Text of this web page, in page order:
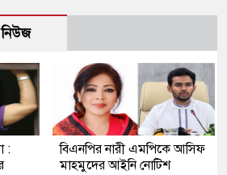
:
বিএনপির নারী এমপিকে আসিফ
মাহমুদের আইনি নোটিশ